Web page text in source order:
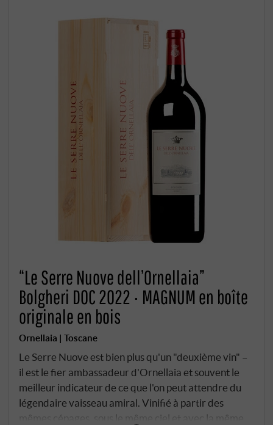
“Le Serre Nuove dell’Ornellaia”
Bolgheri DOC 2022 · MAGNUM en boîte
originale en bois
Ornellaia | Toscane
Le Serre Nuove est bien plus qu'un "deuxième vin" –
il est le fier ambassadeur d'Ornellaia et souvent le
meilleur indicateur de ce que l'on peut attendre du
légendaire vaisseau amiral. Vinifié à partir des
mêmes cépages, sous le même ciel et avec la même